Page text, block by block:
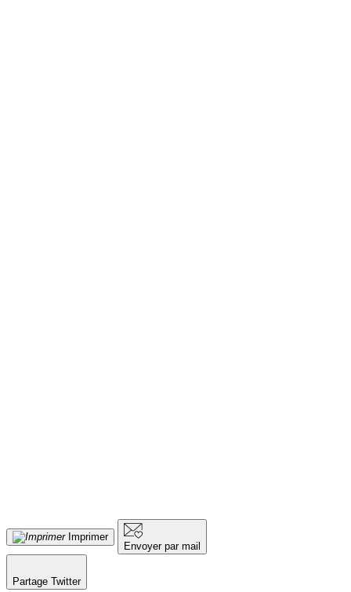
Imprimer
Envoyer par mail
Partage Twitter